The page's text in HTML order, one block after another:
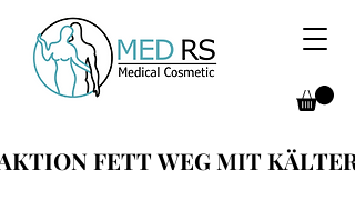
FETT WEG MIT KÄLTER
FETT WEG MIT KÄLTER